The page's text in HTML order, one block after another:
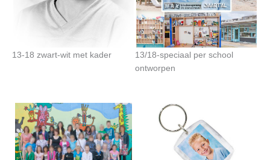
13-18 zwart-wit met kader
13/18-speciaal per school
ontworpen